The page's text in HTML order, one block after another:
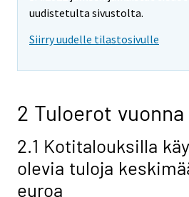
uudistetulta sivustolta.
Siirry uudelle tilastosivulle
2 Tuloerot vuonna
2.1 Kotitalouksilla
olevia tuloja
euroa